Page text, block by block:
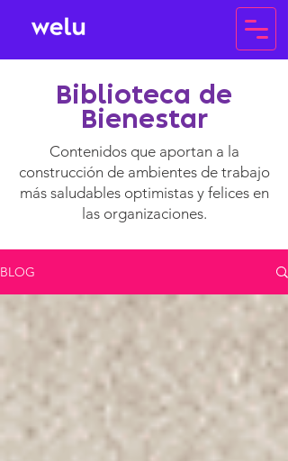
Biblioteca de
Bienestar
Contenidos que aportan a la
construcción de ambientes de trabajo
más saludables optimistas y felices en
las organizaciones.
BLOG